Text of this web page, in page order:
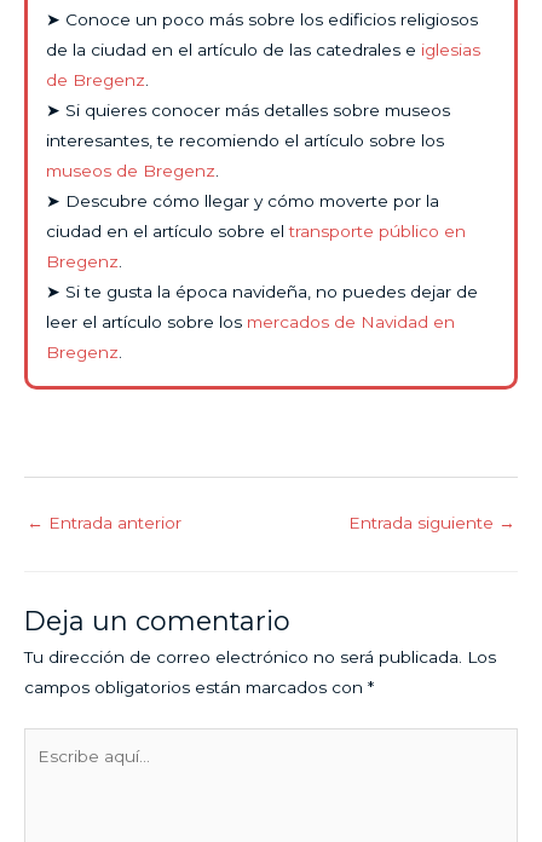
➤ Conoce un poco más sobre los edificios religiosos
de la ciudad en el artículo de las catedrales e iglesias
de Bregenz
➤ Si quieres conocer más detalles sobre museos
interesantes, te recomiendo el artículo sobre los
museos de Bregenz
➤ Descubre cómo llegar y cómo moverte por la
ciudad en el artículo sobre eltransporte público en
Bregenz
➤ Si te gusta la época navideña, no puedes dejar de
leer el artículo sobre los mercados de Navidad en
Bregenz
← Entrada anterior Entrada siguiente →
Deja un comentario
Tu dirección de correo electrónico no será publicada.
Los
campos obligatorios están marcados con *